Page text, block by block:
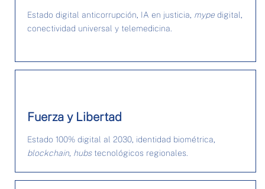
Estado digital anticorrupción, IA en justicia, mype digital,
conectividad universal y telemedicina.
Fuerza y Libertad
Estado 100% digital al 2030, identidad biométrica,
blockchain, hubs tecnológicos regionales.